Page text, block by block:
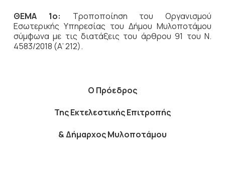
ΘΕΜΑ 1ο: Τροποποίηση του Οργανισμού
Εσωτερικής Υπηρεσίας του Δήμου Μυλοποτάμου
σύμφωνα με τις διατάξεις του άρθρου 91 του Ν.
4583/2018 (Α’ 212).
Ο Πρόεδρος
Της Εκτελεστικής Επιτροπής
& Δήμαρχος Μυλοποτάμου